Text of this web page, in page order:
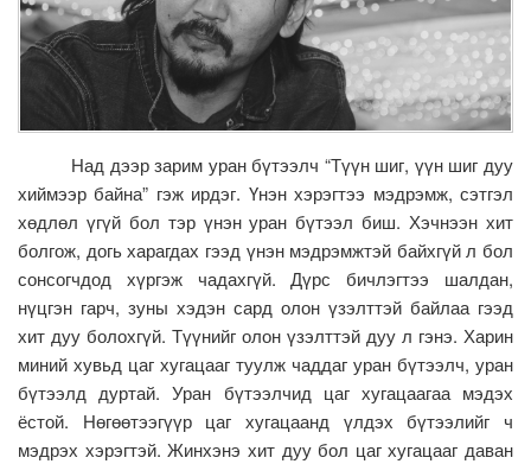
Над дээр зарим уран бүтээлч “Түүн шиг, үүн шиг дуу
хиймээр байна” гэж ирдэг. Үнэн хэрэгтээ мэдрэмж, сэтгэл
хөдлөл үгүй бол тэр үнэн уран бүтээл биш. Хэчнээн хит
болгож, догь харагдах гээд үнэн мэдрэмжтэй байхгүй л бол
сонсогчдод хүргэж чадахгүй. Дүрс бичлэгтээ шалдан,
нүцгэн гарч, зуны хэдэн сард олон үзэлттэй байлаа гээд
хит дуу болохгүй. Түүнийг олон үзэлттэй дуу л гэнэ. Харин
миний хувьд цаг хугацааг туулж чаддаг уран бүтээлч, уран
бүтээлд дуртай. Уран бүтээлчид цаг хугацаагаа мэдэх
ёстой. Нөгөөтээгүүр цаг хугацаанд үлдэх бүтээлийг ч
мэдрэх хэрэгтэй. Жинхэнэ хит дуу бол цаг хугацааг даван